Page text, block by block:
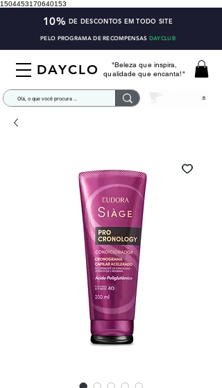
1504453170640153
10% DE DESCONTOS EM TODO SITE
PELO PROGRAMA DE RECOMPENSAS DAYCLUB
DAYCLO
"Beleza que inspira,
qualidade que encanta!"